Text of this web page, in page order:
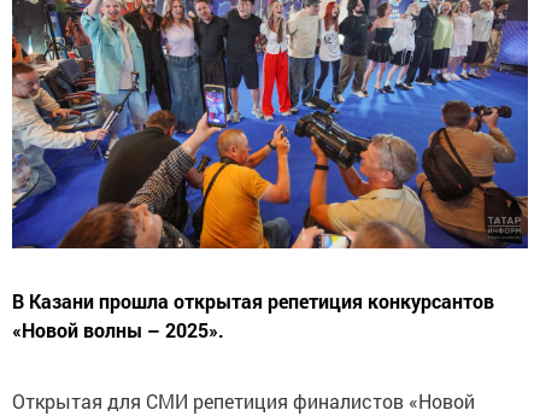
В Казани прошла открытая репетиция конкурсантов
«Новой волны – 2025».
Открытая для СМИ репетиция финалистов «Новой